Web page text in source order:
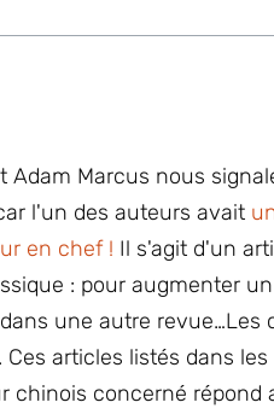
Adam Marcus nous
l'un des auteurs avait
en chef ! Il s'agit d'un
: pour augmenter
une autre
articles listés dans
chinois concerné répond